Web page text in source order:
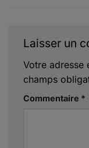
Laisser un
Votre adresse
champs
Commentaire *